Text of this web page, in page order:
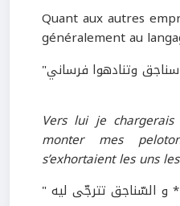
Quant aux autres
généralement au
وتنادهوا فرساني"
Vers lui je
monter mes
s’exhortaient les uns
السّناجق تترجّى ليه "